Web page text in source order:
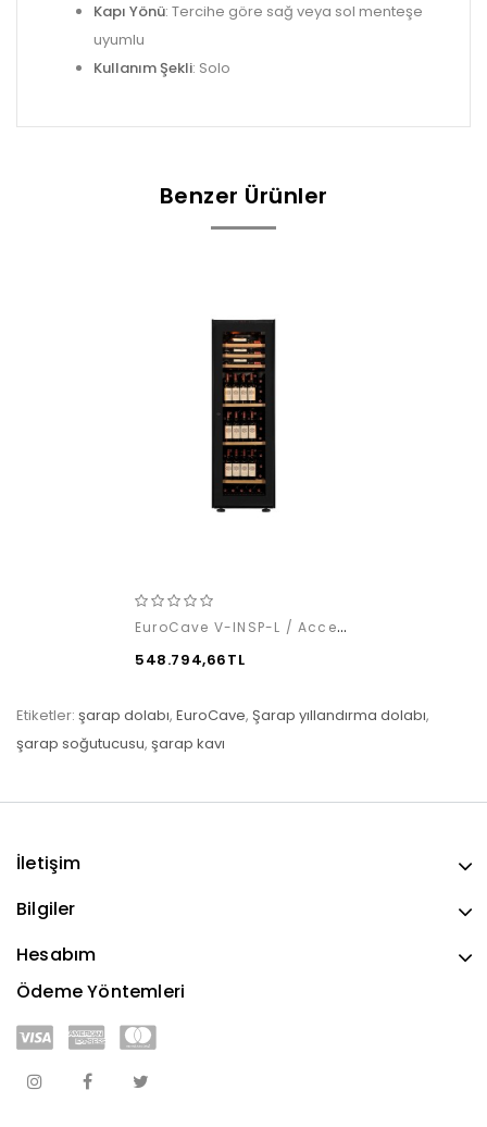
Kapı Yönü: Tercihe göre sağ veya sol menteşe
uyumlu
Kullanım Şekli: Solo
Benzer Ürünler
EuroCave V-INSP-L / Access Pack
548.794,66TL
Etiketler: şarap dolabı, EuroCave, Şarap yıllandırma dolabı,
şarap soğutucusu, şarap kavı
İletişim
Bilgiler
Hesabım
Ödeme Yöntemleri